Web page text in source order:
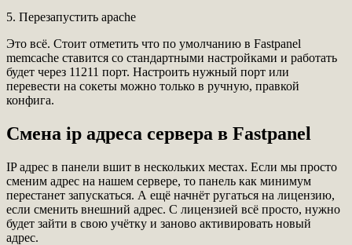
5. Перезапустить apache
Это всё. Стоит отметить что по умолчанию в Fastpanel
memcache ставится со стандартными настройками и работать
будет через 11211 порт. Настроить нужный порт или
перевести на сокеты можно только в ручную, правкой
конфига.
Смена ip адреса сервера в Fastpanel
IP адрес в панели вшит в нескольких местах. Если мы просто
сменим адрес на нашем сервере, то панель как минимум
перестанет запускаться. А ещё начнёт ругаться на лицензию,
если сменить внешний адрес. С лицензией всё просто, нужно
будет зайти в свою учётку и заново активировать новый
адрес.